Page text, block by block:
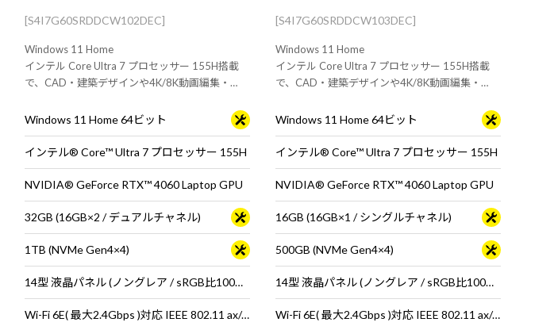
[S4I7G60SRDDCW102DEC]
Windows 11 Home
インテル Core Ultra 7 プロセッサー 155H搭載
で、CAD・建築デザインや4K/8K動画編集・
やすい14型モダンPC [メモリ・ストレージ増量
Windows 11 Home 64ビット
インテル® Core™ Ultra 7 プロセッサー 155H
NVIDIA® GeForce RTX™ 4060 Laptop GPU
32GB (16GB×2 / デュアルチャネル)
1TB (NVMe Gen4×4)
14型 液晶パネル (ノングレア / sRGB比100% / 120Hz対応 )
Wi-Fi 6E( 最大2.4Gbps )対応 IEEE 802.11 ax/ac/a/b/g/n準拠 ＋ Bluetooth 5内蔵
[S4I7G60SRDDCW103DEC]
Windows 11 Home
インテル Core Ultra 7 プロセッサー 155H搭載
で、CAD・建築デザインや4K/8K動画編集・
やすい14型モダンPC。
Windows 11 Home 64ビット
インテル® Core™ Ultra 7 プロセッサー 155H
NVIDIA® GeForce RTX™ 4060 Laptop GPU
16GB (16GB×1 / シングルチャネル)
500GB (NVMe Gen4×4)
14型 液晶パネル (ノングレア / sRGB比100% / 120Hz対応 )
Wi-Fi 6E( 最大2.4Gbps )対応 IEEE 802.11 ax/ac/a/b/g/n準拠 ＋ Bluetooth 5内蔵